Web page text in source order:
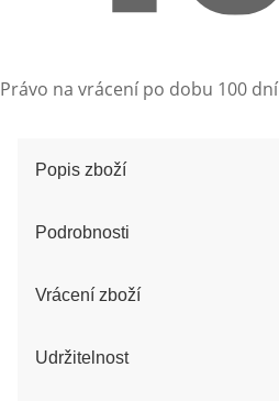
Právo na vrácení po dobu 100 dní
Popis zboží
Podrobnosti
Vrácení zboží
Udržitelnost